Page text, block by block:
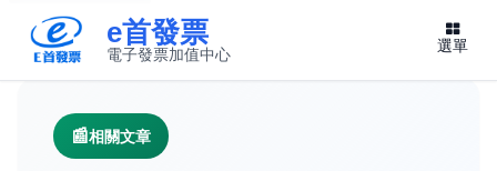
e首發票
電子發票加值中心 選單
相關文章